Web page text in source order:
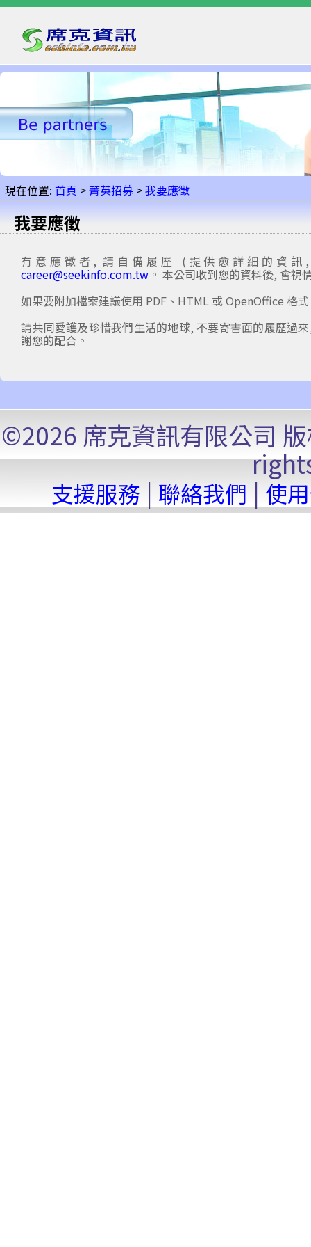
現在位置: 首頁 >菁英招募 >我要應徵
我要應徵
有意應徵者, 請自備履歷 (提供愈詳細的資訊
career@seekinfo.com.tw 。 本公司收到您的資料後, 會視
如果要附加檔案建議使用 PDF、HTML 或 OpenOffice 格
請共同愛護及珍惜我們生活的地球, 不要寄書面的履歷過
謝您的配合。
©2026 席克資訊有限公司
支援服務 | 聯絡我們 | 使